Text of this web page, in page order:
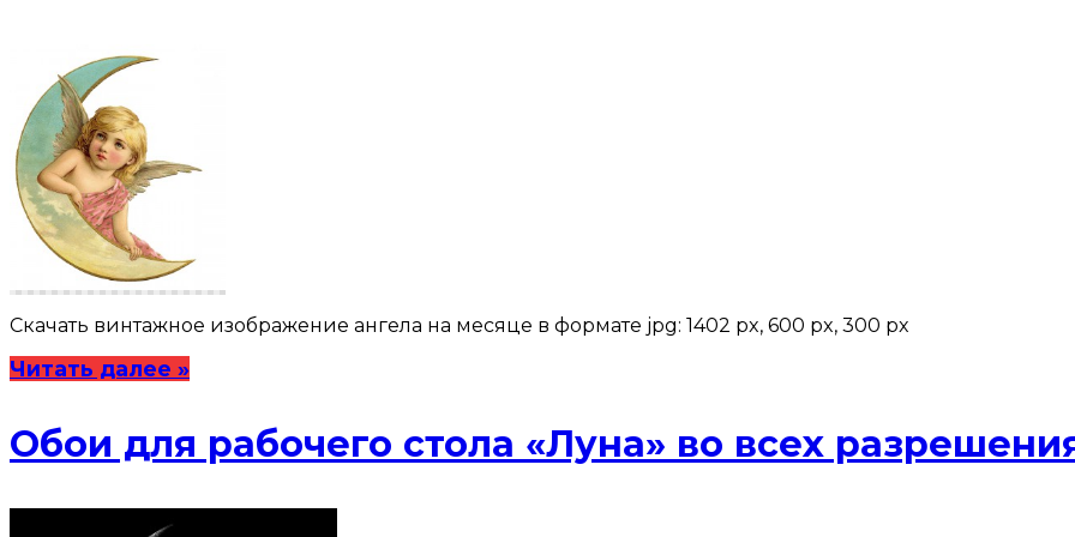
Скачать винтажное изображение ангела на месяце в формате jpg: 1402 px, 600 px, 300 px
Читать далее »
Обои для рабочего стола «Луна» во всех